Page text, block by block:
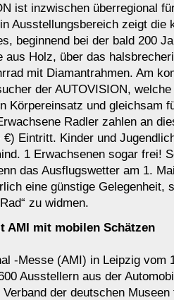
ist inzwischen überregional
Ausstellungsbereich zeigt die
beginnend bei der bald 200
aus Holz, über das
mit Diamantrahmen. Am
der AUTOVISION,
Körpereinsatz und gleichsam
Radler zahlen an
Eintritt. Kinder und
1 Erwachsenen sogar frei!
das Ausflugswetter am 1.
eine günstige Gelegenheit,
zu widmen.
AMI mit mobilen Schätzen
-Messe (AMI) in Leipzig vom
Ausstellern aus der
der deutschen